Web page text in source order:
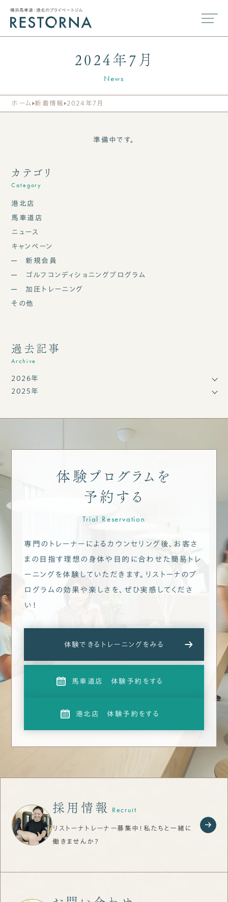
横浜馬車道・港北のプライベートジム
2024年7月
News
ホーム 新着情報 2024年7月
準備中です。
カテゴリ
Category
港北店
馬車道店
ニュース
キャンペーン
新規会員
ゴルフコンディショニングプログラム
加圧トレーニング
その他
過去記事
Archive
2026年
2025年
体験プログラムを
予約する
Trial Reservation
専門のトレーナーによるカウンセリング後、お客さ
まの目指す理想の身体や目的に合わせた 簡易トレ
ーニングを体験していただきます。 リストーナのプ
ログラムの効果や楽しさを、ぜひ実感してくださ
い！
体験できるトレーニングをみる
馬車道店 体験予約をする
港北店 体験予約をする
採用情報 Recruit
リストーナトレーナー募集中！私たちと一緒に
働きませんか？